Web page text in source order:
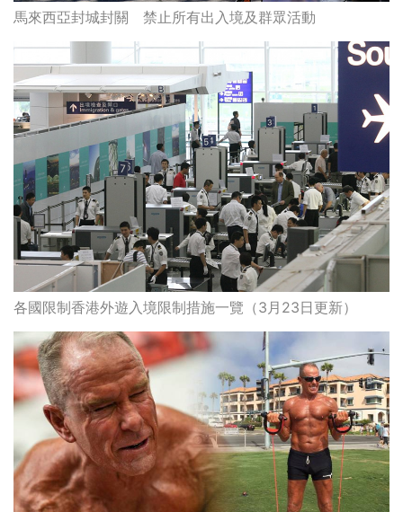
馬來西亞封城封關 禁止所有出入境及群眾活動
各國限制香港外遊入境限制措施一覽（3月23日更新）